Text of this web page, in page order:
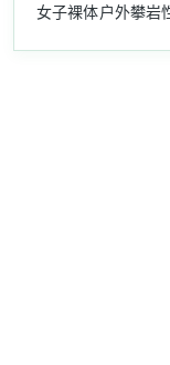
女子裸体户外攀岩